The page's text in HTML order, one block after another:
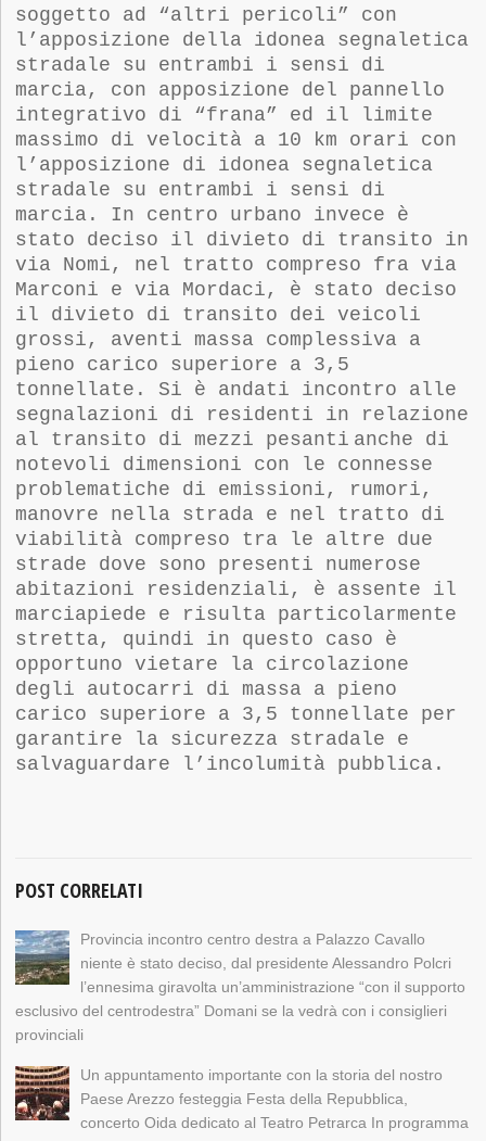
soggetto ad “altri pericoli” con
l’apposizione della idonea segnaletica
stradale su entrambi i sensi di
marcia, con apposizione del pannello
integrativo di “frana” ed il limite
massimo di velocità a 10 km orari con
l’apposizione di idonea segnaletica
stradale su entrambi i sensi di
marcia. In centro urbano invece è
stato deciso il divieto di transito in
via Nomi, nel tratto compreso fra via
Marconi e via Mordaci, è stato deciso
il divieto di transito dei veicoli
grossi, aventi massa complessiva a
pieno carico superiore a 3,5
tonnellate. Si è andati incontro alle
segnalazioni di residenti in relazione
al transito di mezzi pesanti anche di
notevoli dimensioni con le connesse
problematiche di emissioni, rumori,
manovre nella strada e nel tratto di
viabilità compreso tra le altre due
strade dove sono presenti numerose
abitazioni residenziali, è assente il
marciapiede e risulta particolarmente
stretta, quindi in questo caso è
opportuno vietare la circolazione
degli autocarri di massa a pieno
carico superiore a 3,5 tonnellate per
garantire la sicurezza stradale e
salvaguardare l’incolumità pubblica.
POST CORRELATI
Provincia incontro centro destra a Palazzo Cavallo
niente è stato deciso, dal presidente Alessandro Polcri
l’ennesima giravolta un’amministrazione “con il supporto
esclusivo del centrodestra” Domani se la vedrà con i consiglieri
provinciali
Un appuntamento importante con la storia del nostro
Paese Arezzo festeggia Festa della Repubblica,
concerto Oida dedicato al Teatro Petrarca In programma